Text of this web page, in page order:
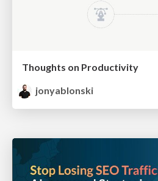
Thoughts on Productivity
jonyablonski